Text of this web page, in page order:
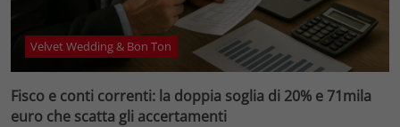
Velvet Wedding & Bon Ton
Fisco e conti correnti: la doppia soglia di 20% e 71mila
euro che scatta gli accertamenti